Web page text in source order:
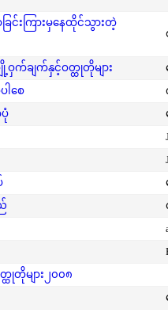
ခြင်းကြားမှနေထိုင်သွားတဲ့
က်ချက်နှင့်ဝတ္ထုတိုများ
ါစေ
တိုများ၂၀၀၈